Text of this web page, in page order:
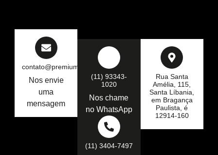
contato@premiumseg.com.br
Nos envie
uma
mensagem
(11) 93343-
1020
Nos chame
no WhatsApp
(11) 3404-7497
Rua Santa
Amélia, 115,
Santa Líbania,
em Bragança
Paulista, é
12914-160